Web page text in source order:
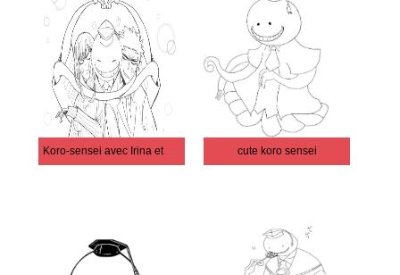
Koro-sensei avec Irina et Karasuma cute koro sensei